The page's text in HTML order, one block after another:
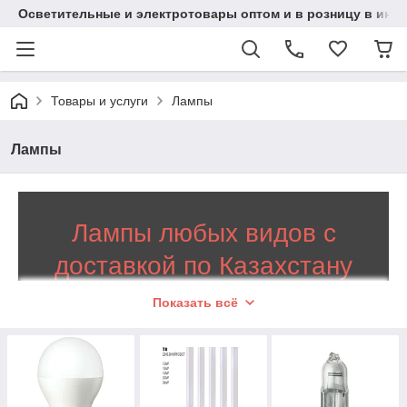
Осветительные и электротовары оптом и в розницу в
Товары и услуги Лампы
Лампы
Лампы любых видов с
доставкой по Казахстану
многом зависит от освещения. Можно не
ограничиваться одной люстрой на потолке,
а создать продуманную систему
Показать всё